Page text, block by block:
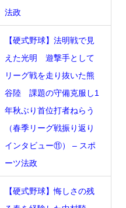
法政
【硬式野球】法明戦で見
えた光明 遊撃手として
リーグ戦を走り抜いた熊
谷陸 課題の守備克服し1
年秋ぶり首位打者ねらう
（春季リーグ戦振り返り
インタビュー⑪） – スポ
ーツ法政
【硬式野球】悔しさの残